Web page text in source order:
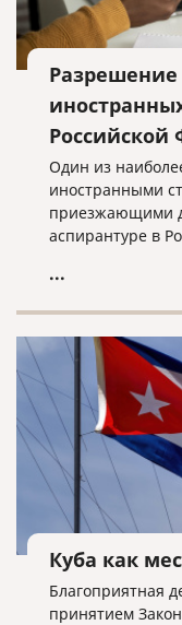
Разрешение
Российской
Один из
иностранными
приезжающими
аспирантуре в
легально
...
Куба как
Благоприятная
принятием